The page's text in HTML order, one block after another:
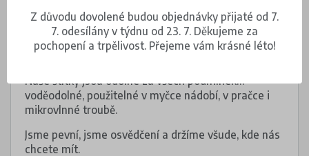
Dejte pozor, aby pod voděodolnými štítky nebyly
vzduchové bubliny. Do myčky nebo do pračky je
můžete dát až po 24 hodinách.
voděodolné, použitelné v myčce nádobí, v pračce i
mikrovlnné troubě.
Jsme pevní, jsme osvědčení a držíme všude, kde nás
chcete mít.
Z důvodu dovolené budou objednávky přijaté od 7.
7. odesílány v týdnu od 23. 7. Děkujeme za
pochopení a trpělivost. Přejeme vám krásné léto!